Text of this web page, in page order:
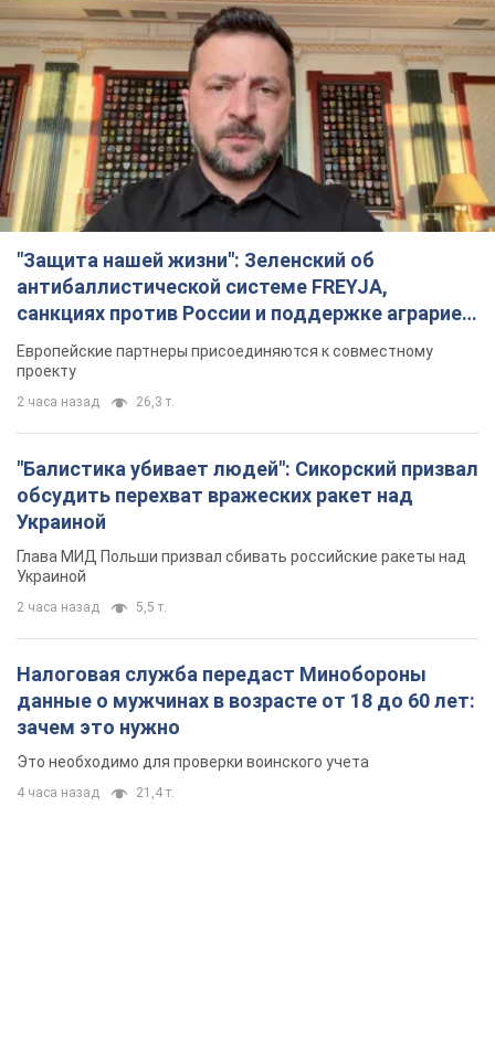
"Защита нашей жизни": Зеленский об
антибаллистической системе FREYJA,
санкциях против России и поддержке аграриев.
Видео
Европейские партнеры присоединяются к совместному
проекту
2 часа назад 26,3 т.
"Балистика убивает людей": Сикорский призвал
обсудить перехват вражеских ракет над
Украиной
Глава МИД Польши призвал сбивать российские ракеты над
Украиной
2 часа назад 5,5 т.
Налоговая служба передаст Минобороны
данные о мужчинах в возрасте от 18 до 60 лет:
зачем это нужно
Это необходимо для проверки воинского учета
4 часа назад 21,4 т.